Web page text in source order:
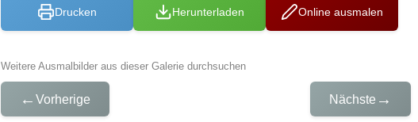
Drucken Herunterladen Online ausmalen
Weitere Ausmalbilder aus dieser Galerie durchsuchen
← Vorherige Nächste →